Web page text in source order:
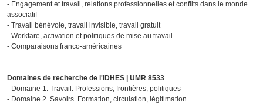
- Engagement et travail, relations professionnelles et conflits dans le monde
associatif
- Travail bénévole, travail invisible, travail gratuit
- Workfare, activation et politiques de mise au travail
- Comparaisons franco-américaines
Domaines de recherche de l'IDHES
| UMR 8533
- Domaine 1. Travail. Professions, frontières, politiques
- Domaine 2. Savoirs. Formation, circulation, légitimation